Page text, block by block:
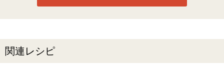
関連レシピ